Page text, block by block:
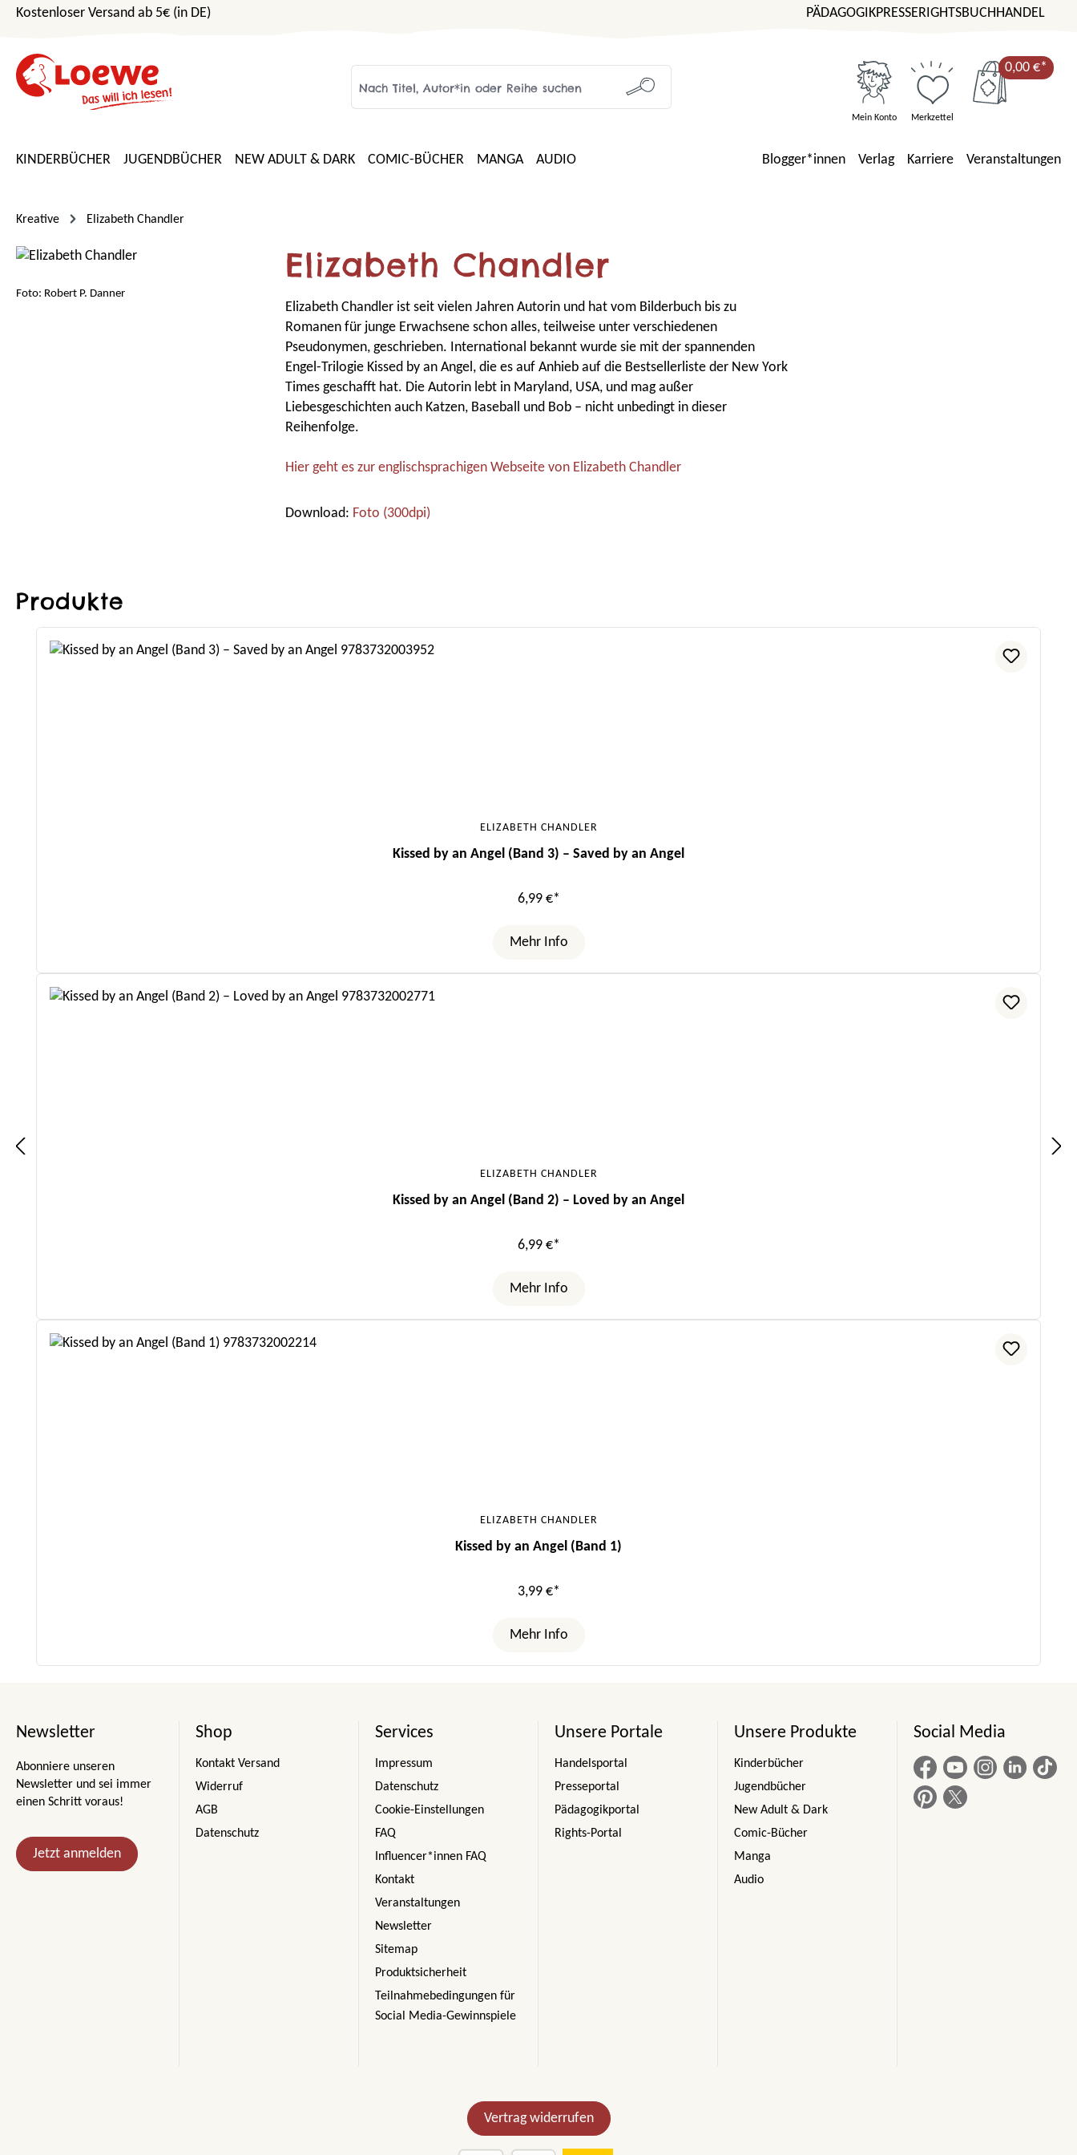
Hauptinhalt springen
Zur Suche springen
Zur Hauptnavigation springen
Kostenloser Versand ab 5€ (in DE) PÄDAGOGIKPRESSERIGHTSBUCHHANDEL
Mein Konto Merkzettel
0,00 €*
KINDERBÜCHER JUGENDBÜCHER NEW ADULT & DARK COMIC-BÜCHER MANGA AUDIO Blogger*innen Verlag Karriere Veranstaltungen
Kreative Elizabeth Chandler
Foto: Robert P. Danner
Elizabeth Chandler
Elizabeth Chandler ist seit vielen Jahren Autorin und hat vom Bilderbuch bis zu
Romanen für junge Erwachsene schon alles, teilweise unter verschiedenen
Pseudonymen, geschrieben. International bekannt wurde sie mit der spannenden
Engel-Trilogie Kissed by an Angel, die es auf Anhieb auf die Bestsellerliste der New York
Times geschafft hat. Die Autorin lebt in Maryland, USA, und mag außer
Liebesgeschichten auch Katzen, Baseball und Bob – nicht unbedingt in dieser
Reihenfolge.
Hier geht es zur englischsprachigen Webseite von Elizabeth Chandler
Download: Foto (300dpi)
Produkte
ELIZABETH CHANDLER
Kissed by an Angel (Band 3) – Saved by an Angel
6,99 €*
Mehr Info
ELIZABETH CHANDLER
Kissed by an Angel (Band 2) – Loved by an Angel
6,99 €*
Mehr Info
ELIZABETH CHANDLER
Kissed by an Angel (Band 1)
3,99 €*
Mehr Info
Newsletter
Abonniere unseren
Newsletter und sei immer
einen Schritt voraus!
Jetzt anmelden
Shop
Kontakt Versand
Widerruf
AGB
Datenschutz
Services
Impressum
Datenschutz
Cookie-Einstellungen
FAQ
Influencer*innen FAQ
Kontakt
Veranstaltungen
Newsletter
Sitemap
Produktsicherheit
Teilnahmebedingungen für
Social Media-Gewinnspiele
Unsere Portale
Handelsportal
Presseportal
Pädagogikportal
Rights-Portal
Unsere Produkte
Kinderbücher
Jugendbücher
New Adult & Dark
Comic-Bücher
Manga
Audio
Social Media
Vertrag widerrufen